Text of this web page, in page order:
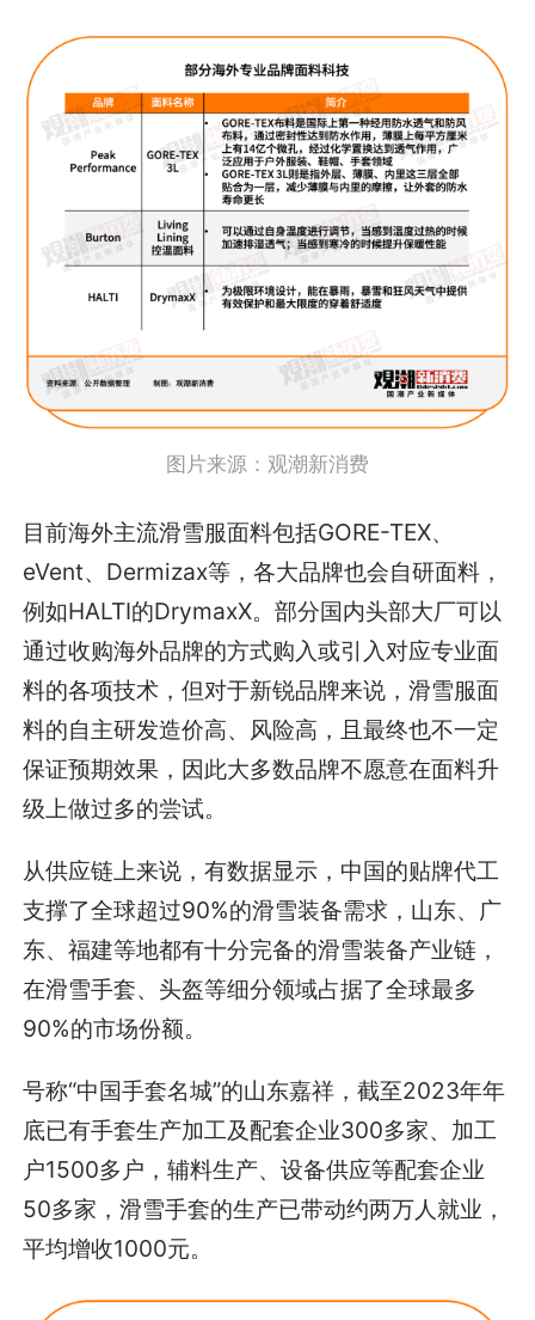
图片来源： 观潮新消费
目前海外主流滑雪服面料包括GORE-TEX、
eVent、Dermizax等，各大品牌也会自研面料，
例如HALTI的DrymaxX。部分国内头部大厂可以
通过收购海外品牌的方式购入或引入对应专业面
料的各项技术，但对于新锐品牌来说，滑雪服面
料的自主研发造价高、风险高，且最终也不一定
保证预期效果，因此大多数品牌不愿意在面料升
级上做过多的尝试。
从供应链上来说，有数据显示，中国的贴牌代工
支撑了全球超过90%的滑雪装备需求，山东、广
东、福建等地都有十分完备的滑雪装备产业链，
在滑雪手套、头盔等细分领域占据了全球最多
90%的市场份额。
号称“中国手套名城”的山东嘉祥，截至2023年年
底已有手套生产加工及配套企业300多家、加工
户1500多户，辅料生产、设备供应等配套企业
50多家，滑雪手套的生产已带动约两万人就业，
平均增收1000元。